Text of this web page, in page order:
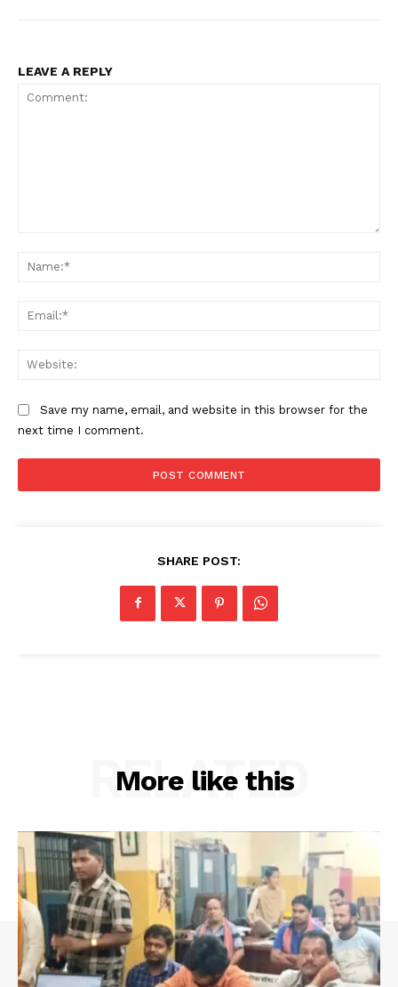
LEAVE A REPLY
Save my name, email, and website in this browser for the
next time I comment.
SHARE POST:
More like this
RELATED